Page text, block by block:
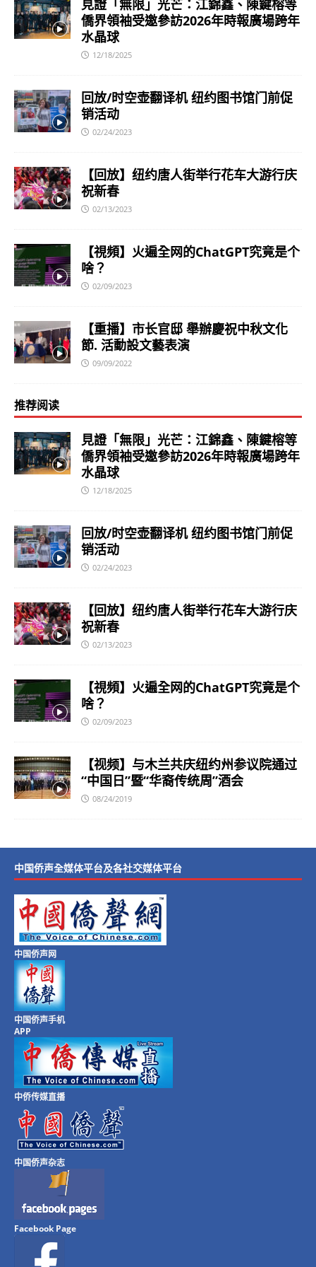
見證「無限」光芒：江錦鑫、陳鍵榕等
僑界領袖受邀參訪2026年時報廣場跨年
水晶球
12/18/2025
回放/时空壶翻译机 纽约图书馆门前促
销活动
02/24/2023
【回放】纽约唐人街举行花车大游行庆
祝新春
02/13/2023
【視頻】火遍全网的ChatGPT究竟是个
啥？
02/09/2023
【重播】市长官邸 舉辦慶祝中秋文化
節. 活動設文藝表演
09/09/2022
推荐阅读
見證「無限」光芒：江錦鑫、陳鍵榕等
僑界領袖受邀參訪2026年時報廣場跨年
水晶球
12/18/2025
回放/时空壶翻译机 纽约图书馆门前促
销活动
02/24/2023
【回放】纽约唐人街举行花车大游行庆
祝新春
02/13/2023
【視頻】火遍全网的ChatGPT究竟是个
啥？
02/09/2023
【视频】与木兰共庆纽约州参议院通过
“中国日”暨“华裔传统周”酒会
08/24/2019
中国侨声全媒体平台及各社交媒体平台
中国侨声网
中国侨声手机
APP
中侨传媒直播
中国侨声杂志
Facebook Page